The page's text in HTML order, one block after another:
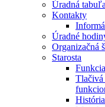
Úradná tabuľa
Kontakty
Úradné
Organizačná
Starosta
Tlačivá